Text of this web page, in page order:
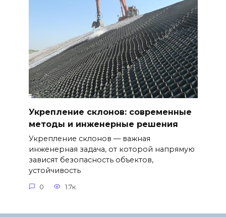
Укрепление склонов: современные
методы и инженерные решения
Укрепление склонов — важная
инженерная задача, от которой напрямую
зависят безопасность объектов,
устойчивость
0 1.7к.